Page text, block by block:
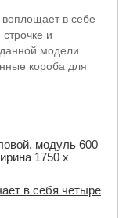
воплощает в себе
и
модели
короба для
модуль 600
1750 х
в себя четыре